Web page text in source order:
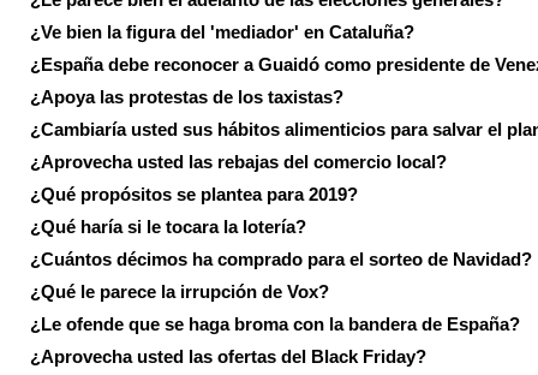
¿Ve bien la figura del 'mediador' en Cataluña?
¿España debe reconocer a Guaidó como presidente de
¿Apoya las protestas de los taxistas?
¿Cambiaría usted sus hábitos alimenticios para salvar el
¿Aprovecha usted las rebajas del comercio local?
¿Qué propósitos se plantea para 2019?
¿Qué haría si le tocara la lotería?
¿Cuántos décimos ha comprado para el sorteo de Navidad?
¿Qué le parece la irrupción de Vox?
¿Le ofende que se haga broma con la bandera de España?
¿Aprovecha usted las ofertas del Black Friday?